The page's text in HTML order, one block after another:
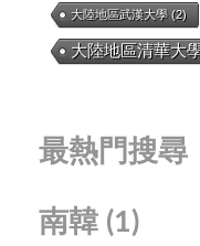
大陸地區武漢大學(2)
大陸地區清華大
最熱門搜尋
南韓 (1)